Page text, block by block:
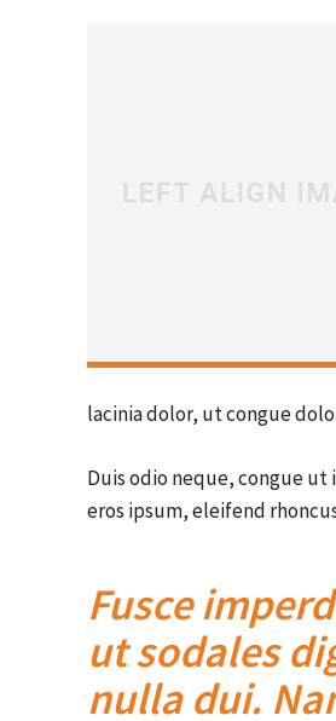
lacinia dolor, ut congue
Duis odio neque, congue ut
eros ipsum, eleifend
Fusce
ut sodales
nulla dui.